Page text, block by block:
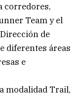
corredores,
Team y el
de
diferentes áreas
e
modalidad Trail,